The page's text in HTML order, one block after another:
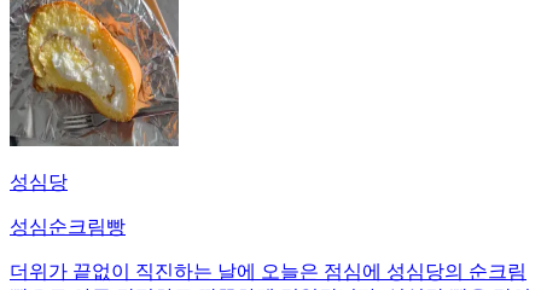
성심당
성심순크림빵
더위가 끝없이 직진하는 날에 오늘은 점심에 성심당의 순크림